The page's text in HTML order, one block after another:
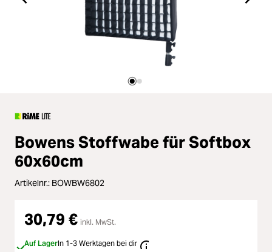
Video & Drohnen
Loading...Zubehör
Loading...
Licht & Studio
Loading...
Loading...
Ferngläser
Bowens Stoffwabe für Softbox
60x60cm
Artikelnr.: BOWBW6802
30,79 € inkl. MwSt.
Auf LagerIn 1-3 Werktagen bei dir